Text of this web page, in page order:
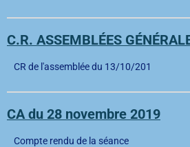
C.R. ASSEMBLÉES
CR de l'assemblée du 13/10/201
CA du 28 novembre 2019
Compte rendu de la séance